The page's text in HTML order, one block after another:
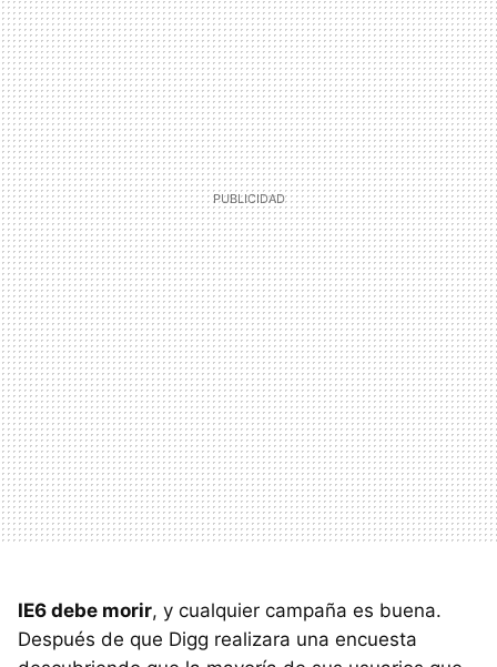
IE6 debe morir, y cualquier campaña es buena.
Después de que Digg realizara una encuesta